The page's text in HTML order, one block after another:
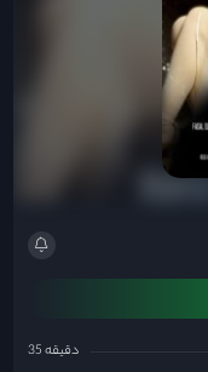
35 دقیقه